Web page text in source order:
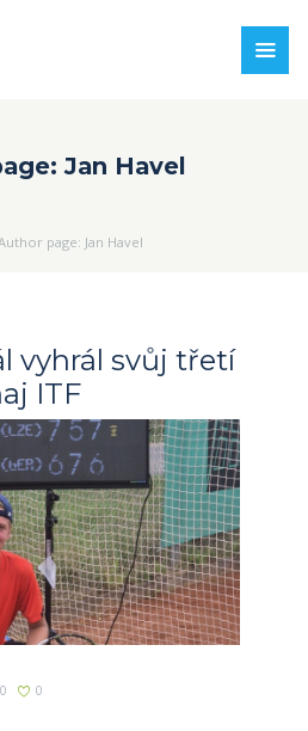
Jan Havel
page: Jan Havel
vyhrál svůj třetí
ITF
0 0